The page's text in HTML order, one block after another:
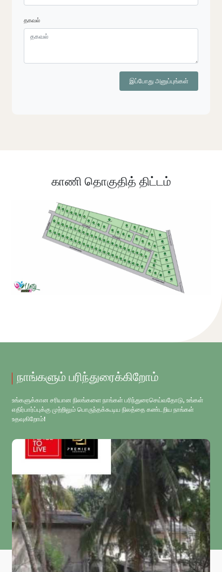
தகவல்
இப்போது அனுப்புங்கள்
காணி தொகுதித் திட்டம்
நாங்களும் பரிந்துரைக்கிறோம்
உங்களுக்கான சரியான நிலங்களை நாங்கள் பரிந்துரைசெய்வதோடு, உங்கள்
எதிர்பார்ப்புக்கு முற்றிலும் பொருந்தக்கூடிய நிலத்தை கண்டறிய நாங்கள்
உதவுகிறோம்!